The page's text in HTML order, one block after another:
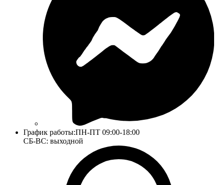
График работы:ПН-ПТ 09:00-18:00
СБ-ВС: выходной